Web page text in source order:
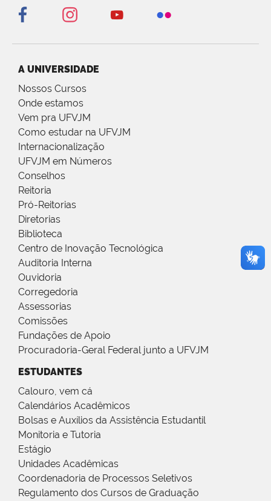
A UNIVERSIDADE
Nossos Cursos
Onde estamos
Vem pra UFVJM
Como estudar na UFVJM
Internacionalização
UFVJM em Números
Conselhos
Reitoria
Pró-Reitorias
Diretorias
Biblioteca
Centro de Inovação Tecnológica
Auditoria Interna
Ouvidoria
Corregedoria
Assessorias
Comissões
Fundações de Apoio
Procuradoria-Geral Federal junto a UFVJM
ESTUDANTES
Calouro, vem cá
Calendários Acadêmicos
Bolsas e Auxílios da Assistência Estudantil
Monitoria e Tutoria
Estágio
Unidades Acadêmicas
Coordenadoria de Processos Seletivos
Regulamento dos Cursos de Graduação